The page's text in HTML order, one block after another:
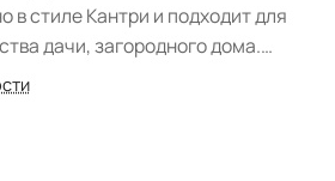
в стиле Кантри и подходит для
дачи, загородного дома.
устойчива и массивна.
массив сосны. Защитная